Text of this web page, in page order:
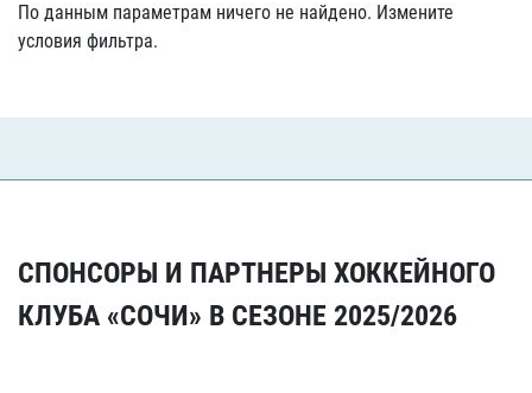
По данным параметрам ничего не найдено. Измените
условия фильтра.
СПОНСОРЫ И ПАРТНЕРЫ ХОККЕЙНОГО
КЛУБА «СОЧИ» В СЕЗОНЕ 2025/2026